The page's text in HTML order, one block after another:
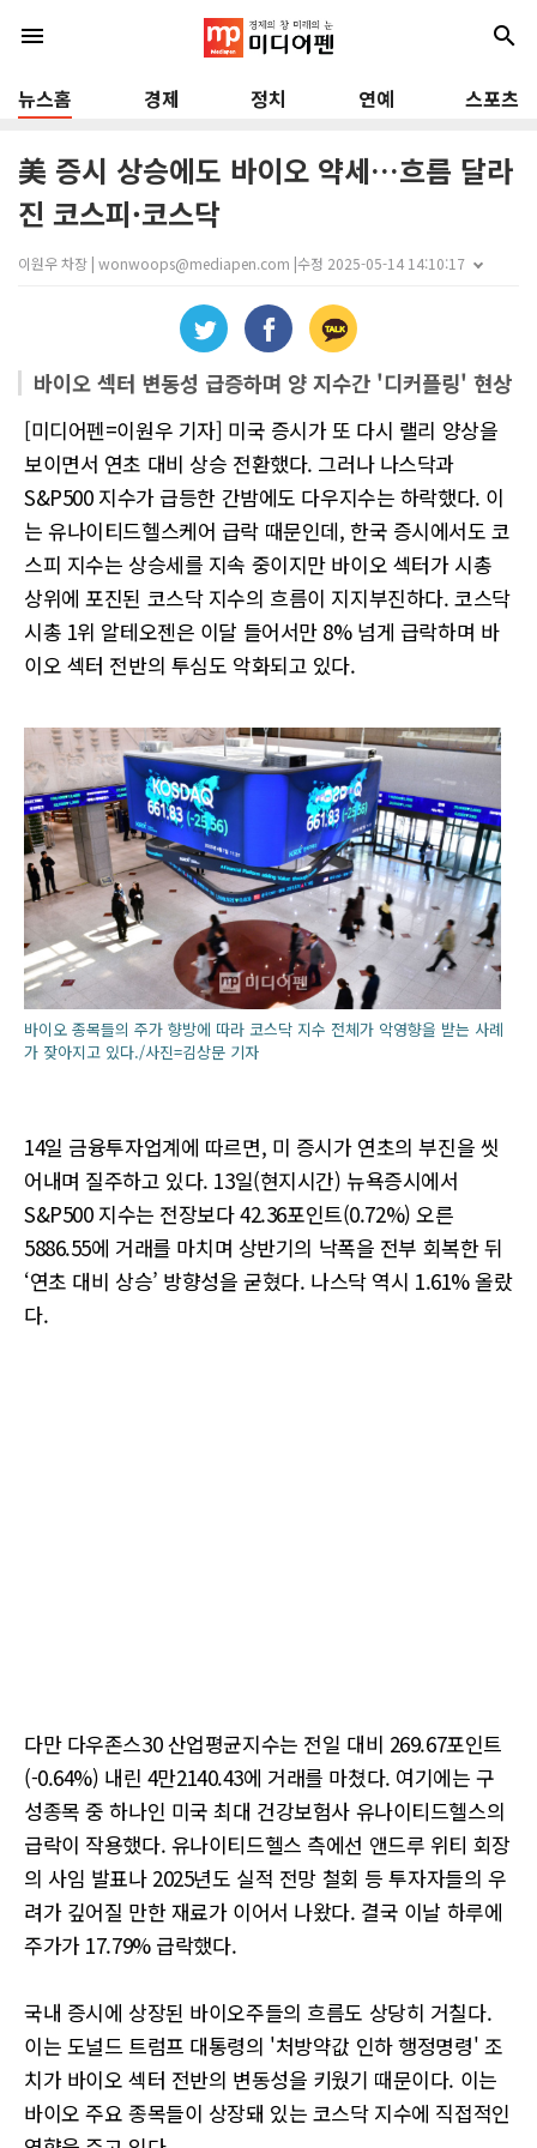
menu search
뉴스홈 경제 정치 연예 스포츠
美 증시 상승에도 바이오 약세…흐름 달라
진 코스피·코스닥
이원우 차장 | wonwoops@mediapen.com |수정 2025-05-14 14:10:17
바이오 섹터 변동성 급증하며 양 지수간 '디커플링' 현상
[미디어펜=이원우 기자] 미국 증시가 또 다시 랠리 양상을
보이면서 연초 대비 상승 전환했다. 그러나 나스닥과
S&P500 지수가 급등한 간밤에도 다우지수는 하락했다. 이
는 유나이티드헬스케어 급락 때문인데, 한국 증시에서도 코
스피 지수는 상승세를 지속 중이지만 바이오 섹터가 시총
상위에 포진된 코스닥 지수의 흐름이 지지부진하다. 코스닥
시총 1위 알테오젠은 이달 들어서만 8% 넘게 급락하며 바
이오 섹터 전반의 투심도 악화되고 있다.
바이오 종목들의 주가 향방에 따라 코스닥 지수 전체가 악영향을 받는 사례
가 잦아지고 있다./사진=김상문 기자
14일 금융투자업계에 따르면, 미 증시가 연초의 부진을 씻
어내며 질주하고 있다. 13일(현지시간) 뉴욕증시에서
S&P500 지수는 전장보다 42.36포인트(0.72%) 오른
5886.55에 거래를 마치며 상반기의 낙폭을 전부 회복한 뒤
‘연초 대비 상승’ 방향성을 굳혔다. 나스닥 역시 1.61% 올랐
다.
다만 다우존스30 산업평균지수는 전일 대비 269.67포인트
(-0.64%) 내린 4만2140.43에 거래를 마쳤다. 여기에는 구
성종목 중 하나인 미국 최대 건강보험사 유나이티드헬스의
급락이 작용했다. 유나이티드헬스 측에선 앤드루 위티 회장
의 사임 발표나 2025년도 실적 전망 철회 등 투자자들의 우
려가 깊어질 만한 재료가 이어서 나왔다. 결국 이날 하루에
주가가 17.79% 급락했다.
국내 증시에 상장된 바이오주들의 흐름도 상당히 거칠다.
이는 도널드 트럼프 대통령의 '처방약값 인하 행정명령' 조
치가 바이오 섹터 전반의 변동성을 키웠기 때문이다. 이는
바이오 주요 종목들이 상장돼 있는 코스닥 지수에 직접적인